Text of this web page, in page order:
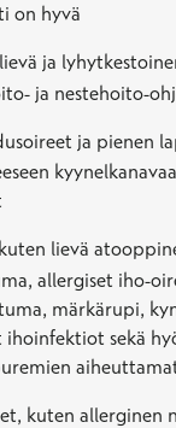
on hyvä
ja
ja nestehoito-
ja pienen
kuten lievä
, allergiset iho-
märkärupi,
ihoinfektiot sekä
kuten allerginen